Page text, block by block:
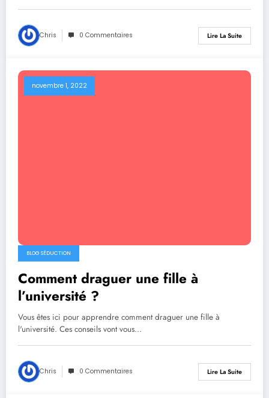
Chris 0 Commentaires Lire La Suite
novembre 1, 2022
BLOG SÉDUCTION
Comment draguer une fille à
l’université ?
Vous êtes ici pour apprendre comment draguer une fille à
l'université. Ces conseils vont vous…
Chris 0 Commentaires Lire La Suite